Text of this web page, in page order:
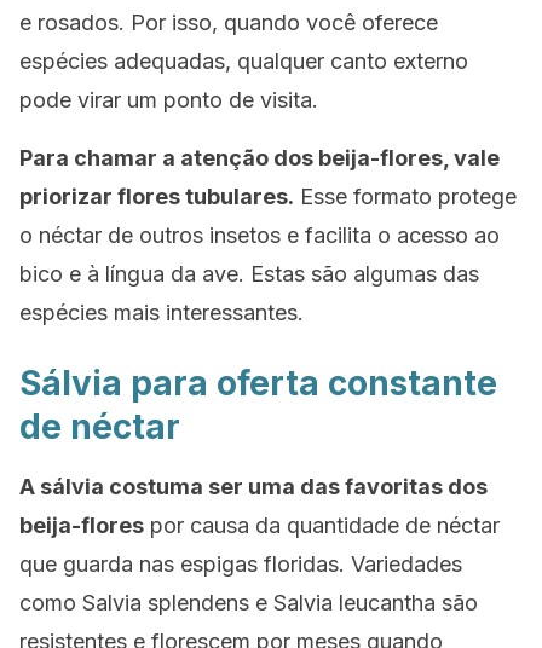
e rosados. Por isso, quando você oferece
espécies adequadas, qualquer canto externo
pode virar um ponto de visita.
Para chamar a atenção dos beija-flores, vale
priorizar flores tubulares. Esse formato protege
o néctar de outros insetos e facilita o acesso ao
bico e à língua da ave. Estas são algumas das
espécies mais interessantes.
Sálvia para oferta constante
de néctar
A sálvia costuma ser uma das favoritas dos
beija-flores por causa da quantidade de néctar
que guarda nas espigas floridas. Variedades
como Salvia splendens e Salvia leucantha são
resistentes e florescem por meses quando